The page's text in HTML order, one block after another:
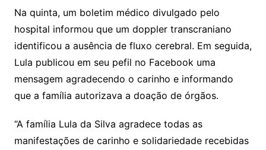
Na quinta, um boletim médico divulgado pelo
hospital informou que um doppler transcraniano
identificou a ausência de fluxo cerebral. Em seguida,
Lula publicou em seu pefil no Facebook uma
mensagem agradecendo o carinho e informando
que a família autorizava a doação de órgãos.
“A família Lula da Silva agradece todas as
manifestações de carinho e solidariedade recebidas